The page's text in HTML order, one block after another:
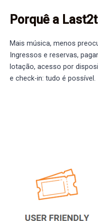
Porquê a
Mais música, menos
Ingressos e reservas,
lotação, acesso por
e check-in: tudo é possível.